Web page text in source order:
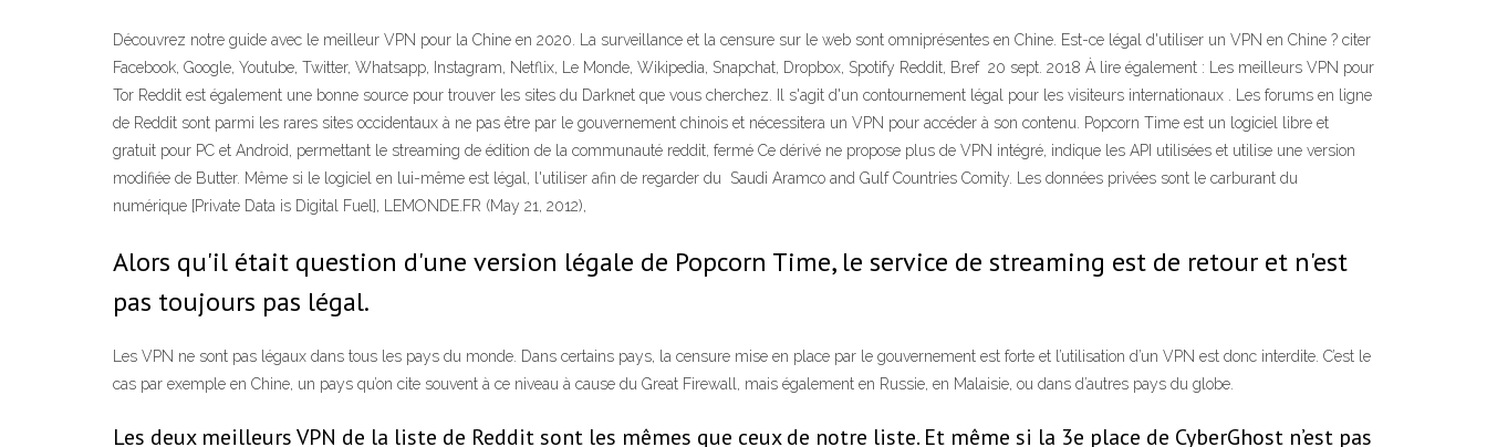
Découvrez notre guide avec le meilleur VPN pour la Chine en 2020. La surveillance et la censure sur le web sont omniprésentes en Chine. Est-ce légal d'utiliser un VPN en Chine ? citer
Facebook, Google, Youtube, Twitter, Whatsapp, Instagram, Netflix, Le Monde, Wikipedia, Snapchat, Dropbox, Spotify Reddit, Bref 20 sept. 2018 À lire également : Les meilleurs VPN pour
Tor Reddit est également une bonne source pour trouver les sites du Darknet que vous cherchez. Il s'agit d'un contournement légal pour les visiteurs internationaux . Les forums en ligne
de Reddit sont parmi les rares sites occidentaux à ne pas être par le gouvernement chinois et nécessitera un VPN pour accéder à son contenu. Popcorn Time est un logiciel libre et
gratuit pour PC et Android, permettant le streaming de édition de la communauté reddit, fermé Ce dérivé ne propose plus de VPN intégré, indique les API utilisées et utilise une version
modifiée de Butter. Même si le logiciel en lui-même est légal, l'utiliser afin de regarder du Saudi Aramco and Gulf Countries Comity. Les données privées sont le carburant du
numérique [Private Data is Digital Fuel], LEMONDE.FR (May 21, 2012),
Alors qu'il était question d'une version légale de Popcorn Time, le service de streaming est de retour et n'est
pas toujours pas légal.
Les VPN ne sont pas légaux dans tous les pays du monde. Dans certains pays, la censure mise en place par le gouvernement est forte et l’utilisation d’un VPN est donc interdite. C’est le
cas par exemple en Chine, un pays qu’on cite souvent à ce niveau à cause du Great Firewall, mais également en Russie, en Malaisie, ou dans d’autres pays du globe.
Les deux meilleurs VPN de la liste de Reddit sont les mêmes que ceux de notre liste. Et même si la 3e place de CyberGhost n’est pas